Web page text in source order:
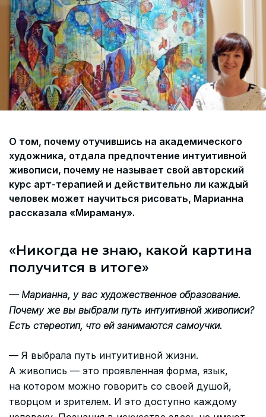
О том, почему отучившись на академического
художника, отдала предпочтение интуитивной
живописи, почему не называет свой авторский
курс арт-терапией и действительно ли каждый
человек может научиться рисовать, Марианна
рассказала «Мираману».
«Никогда не знаю, какой картина
получится в итоге»
— Марианна, у вас художественное образование.
Почему же вы выбрали путь интуитивной живописи?
Есть стереотип, что ей занимаются самоучки.
— Я выбрала путь интуитивной жизни.
А живопись — это проявленная форма, язык,
на котором можно говорить со своей душой,
творцом и зрителем. И это доступно каждому
Помощь
Политика и соглашение на обработку
персональных данных